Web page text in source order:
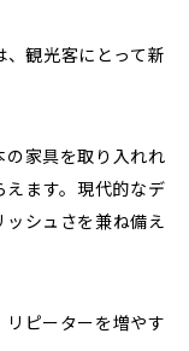
観光客にとって新
家具を取り入れれ
ます。 現代的なデ
シュさを兼ね備え
ピーターを増やす